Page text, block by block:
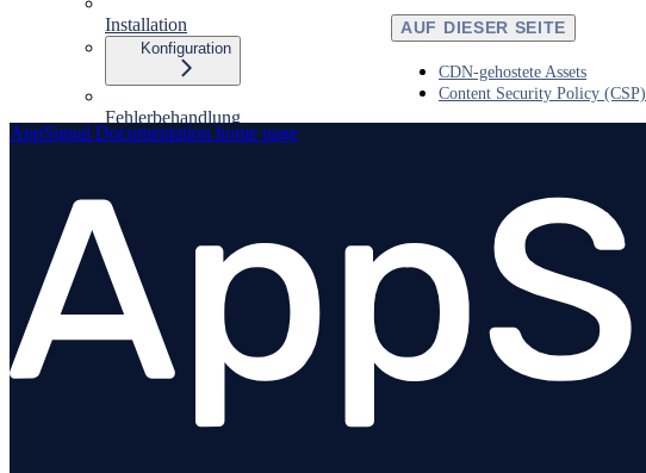
Installation
Konfiguration
Fehlerbehandlung
Hooks
Breadcrumbs
Sourcemaps
Integrationen
Plugins
Fehlerbehebung
AUF DIESER SEITE
CDN-gehostete Assets
Content Security Policy (CSP)
AppSignal Documentation home page